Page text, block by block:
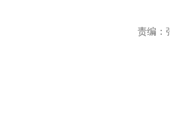
责编：